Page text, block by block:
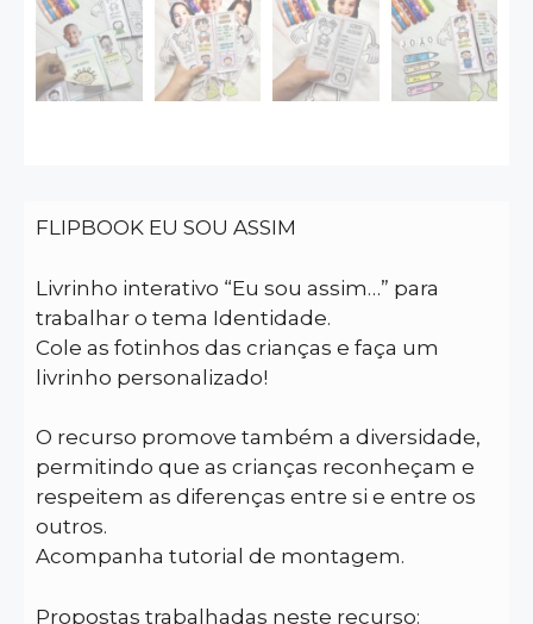
FLIPBOOK EU SOU ASSIM
Livrinho interativo “Eu sou assim…” para
trabalhar o tema Identidade.
Cole as fotinhos das crianças e faça um
livrinho personalizado!
O recurso promove também a diversidade,
permitindo que as crianças reconheçam e
respeitem as diferenças entre si e entre os
outros.
Acompanha tutorial de montagem.
Propostas trabalhadas neste recurso: